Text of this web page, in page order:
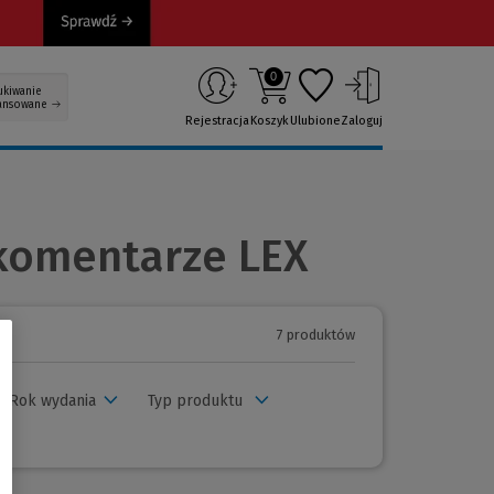
Rejestracja
0
KoszykUlubioneZaloguj
LEX
7 produktów
Rok wydania Typ produktu